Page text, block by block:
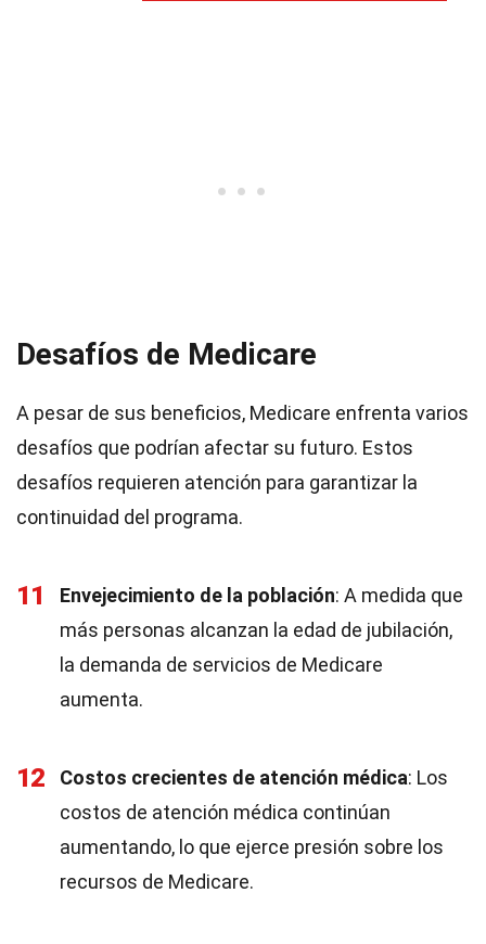
Desafíos de Medicare
A pesar de sus beneficios, Medicare enfrenta varios
desafíos que podrían afectar su futuro. Estos
desafíos requieren atención para garantizar la
continuidad del programa.
11 Envejecimiento de la población: A medida que
más personas alcanzan la edad de jubilación,
la demanda de servicios de Medicare
aumenta.
12 Costos crecientes de atención médica: Los
costos de atención médica continúan
aumentando, lo que ejerce presión sobre los
recursos de Medicare.